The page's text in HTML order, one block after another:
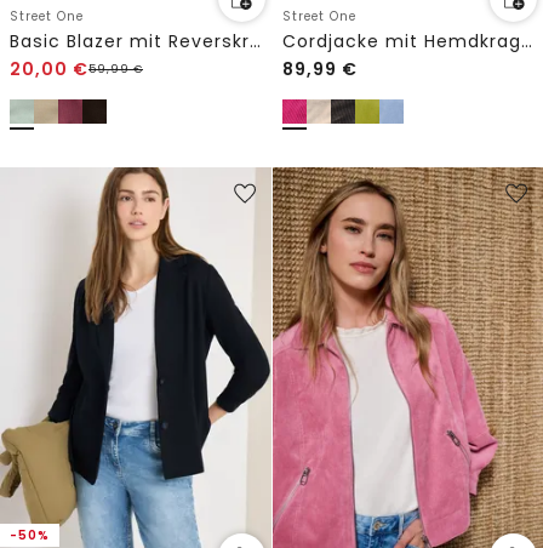
Street One
Basic Blazer mit Reverskragen
20,00 €59,99€
Street One
Cordjacke mit Hemdkragen und Zipper
89,99 €
-50%